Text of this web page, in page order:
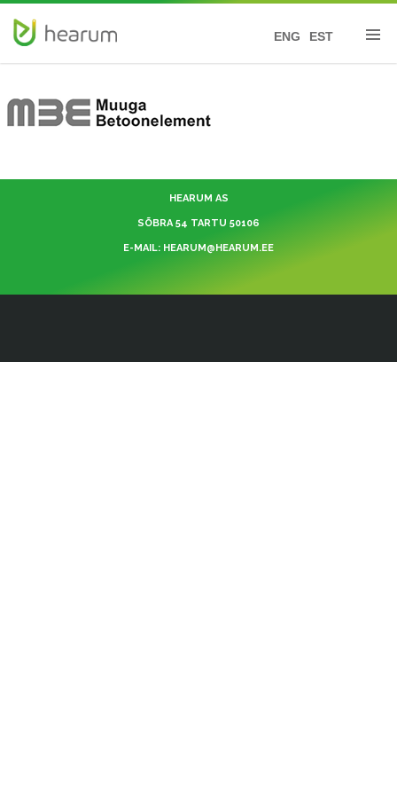
EST
ENG
HEARUM AS
SÕBRA 54 TARTU 50106
E-MAIL: HEARUM@HEARUM.EE